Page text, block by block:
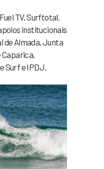
TV, Surftotal,
institucionais
de Almada, Junta
Caparica,
Surf e IPDJ.